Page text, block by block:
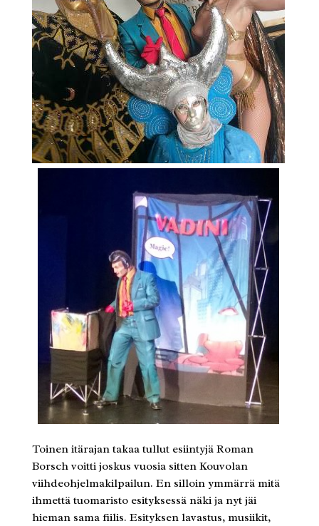
Toinen itärajan takaa tullut esiintyjä Roman
Borsch voitti joskus vuosia sitten Kouvolan
viihdeohjelmakilpailun. En silloin ymmärrä mitä
ihmettä tuomaristo esityksessä näki ja nyt jäi
hieman sama fiilis. Esityksen lavastus, musiikit,